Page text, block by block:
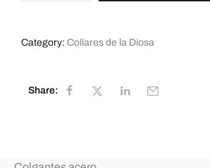
Category: Collares de la Diosa
Share: